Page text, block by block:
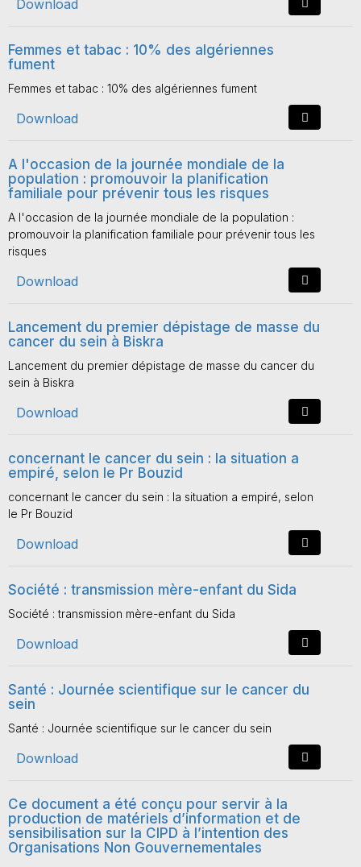
Download
Femmes et tabac : 10% des algériennes
fument
Femmes et tabac : 10% des algériennes fument
Download
A l'occasion de la journée mondiale de la
population : promouvoir la planification
familiale pour prévenir tous les risques
A l'occasion de la journée mondiale de la population :
promouvoir la planification familiale pour prévenir tous les
risques
Download
Lancement du premier dépistage de masse du
cancer du sein à Biskra
Lancement du premier dépistage de masse du cancer du
sein à Biskra
Download
concernant le cancer du sein : la situation a
empiré, selon le Pr Bouzid
concernant le cancer du sein : la situation a empiré, selon
le Pr Bouzid
Download
Société : transmission mère-enfant du Sida
Société : transmission mère-enfant du Sida
Download
Santé : Journée scientifique sur le cancer du
sein
Santé : Journée scientifique sur le cancer du sein
Download
Ce document a été conçu pour servir à la
production de matériels d’information et de
sensibilisation sur la CIPD à l’intention des
Organisations Non Gouvernementales